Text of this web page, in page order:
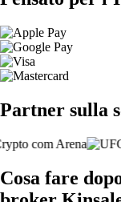
Partner sulla
Cosa fare